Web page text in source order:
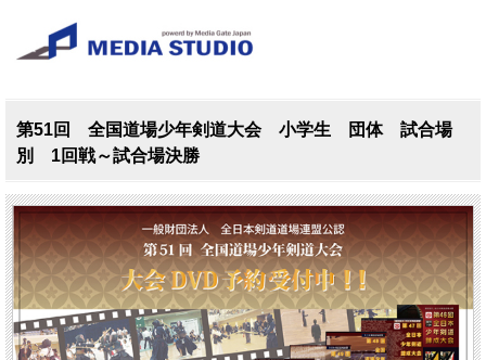
第51回 全国道場少年剣道大会 小学生 団体 試合場
別 1回戦～試合場決勝